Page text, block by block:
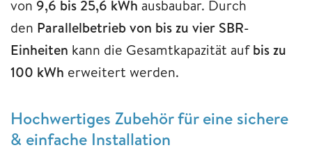
von 9,6 bis 25,6 kWh ausbaubar. Durch
den Parallelbetrieb von bis zu vier SBR-
Einheiten kann die Gesamtkapazität aufbis zu
100 kWh erweitert werden.
Hochwertiges Zubehör für eine sichere
& einfache Installation